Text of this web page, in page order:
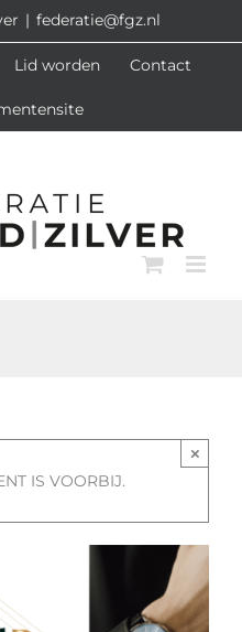
| federatie@fgz.nl
Lid worden Contact
IS VOORBIJ.
×